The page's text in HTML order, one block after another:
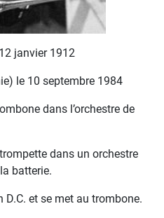
janvier 1912
le 10 septembre 1984
dans l’orchestre de
dans un orchestre
batterie.
et se met au trombone.